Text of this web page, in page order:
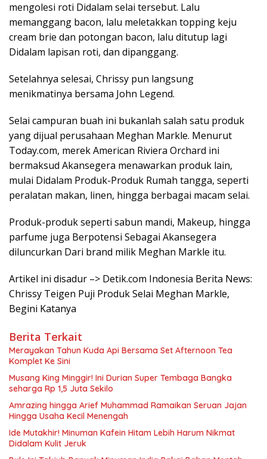
mengolesi roti Didalam selai tersebut. Lalu
memanggang bacon, lalu meletakkan topping keju
cream brie dan potongan bacon, lalu ditutup lagi
Didalam lapisan roti, dan dipanggang.
Setelahnya selesai, Chrissy pun langsung
menikmatinya bersama John Legend.
Selai campuran buah ini bukanlah salah satu produk
yang dijual perusahaan Meghan Markle. Menurut
Today.com, merek American Riviera Orchard ini
bermaksud Akansegera menawarkan produk lain,
mulai Didalam Produk-Produk Rumah tangga, seperti
peralatan makan, linen, hingga berbagai macam selai.
Produk-produk seperti sabun mandi, Makeup, hingga
parfume juga Berpotensi Sebagai Akansegera
diluncurkan Dari brand milik Meghan Markle itu.
Artikel ini disadur –> Detik.com Indonesia Berita News:
Chrissy Teigen Puji Produk Selai Meghan Markle,
Begini Katanya
Berita Terkait
Merayakan Tahun Kuda Api Bersama Set Afternoon Tea
Komplet Ke Sini
Musang King Minggir! Ini Durian Super Tembaga Bangka
seharga Rp 1,5 Juta Sekilo
Amrazing hingga Arief Muhammad Ramaikan Seruan Jajan
Hingga Usaha Kecil Menengah
Ide Mutakhir! Minuman Kafein Hitam Lebih Harum Nikmat
Didalam Kulit Jeruk